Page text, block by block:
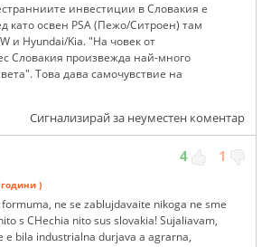
инвестиции в Словакия е
като освен PSA (Пежо/Ситроен) там
и Hyundai/Kia. "На човек от
Словакия произвежда най-много
Това дава самочувствие на
Сигнализирай за неуместен коментар
4 1
)
ne se zablujdavaite nikoga ne sme
s CHechia nito sus slovakia! Sujaliavam,
e bila industrialna durjava a agrarna,